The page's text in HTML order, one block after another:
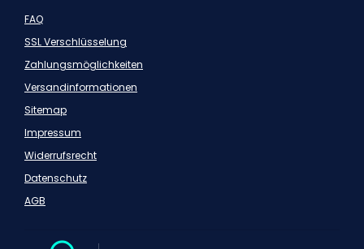
FAQ
SSL Verschlüsselung
Zahlungsmöglichkeiten
Versandinformationen
Sitemap
Impressum
Widerrufsrecht
Datenschutz
AGB